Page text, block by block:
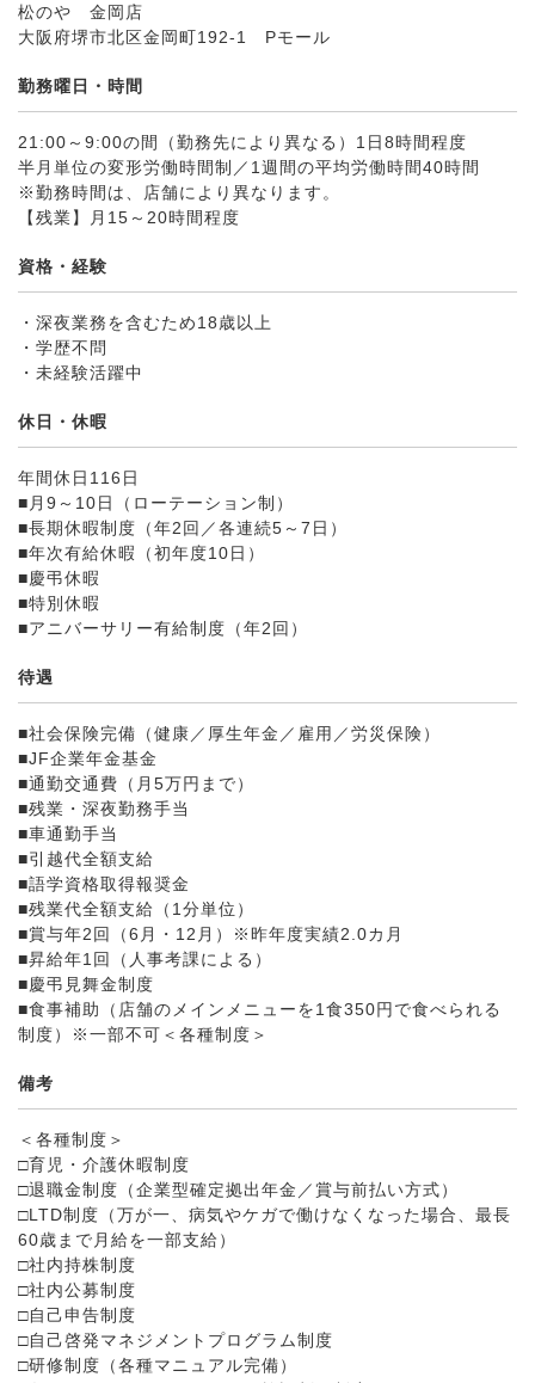
松のや 金岡店
大阪府堺市北区金岡町192-1 Pモール
勤務曜日・時間
21:00～9:00の間（勤務先により異なる）1日8時間程度
半月単位の変形労働時間制／1週間の平均労働時間40時間
※勤務時間は、店舗により異なります。
【残業】月15～20時間程度
資格・経験
・深夜業務を含むため18歳以上
・学歴不問
・未経験活躍中
休日・休暇
年間休日116日
■月9～10日（ローテーション制）
■長期休暇制度（年2回／各連続5～7日）
■年次有給休暇（初年度10日）
■慶弔休暇
■特別休暇
■アニバーサリー有給制度（年2回）
待遇
■社会保険完備（健康／厚生年金／雇用／労災保険）
■JF企業年金基金
■通勤交通費（月5万円まで）
■残業・深夜勤務手当
■車通勤手当
■引越代全額支給
■語学資格取得報奨金
■残業代全額支給（1分単位）
■賞与年2回（6月・12月）※昨年度実績2.0カ月
■昇給年1回（人事考課による）
■慶弔見舞金制度
■食事補助（店舗のメインメニューを1食350円で食べられる
制度）※一部不可＜各種制度＞
備考
＜各種制度＞
□育児・介護休暇制度
□退職金制度（企業型確定拠出年金／賞与前払い方式）
□LTD制度（万が一、病気やケガで働けなくなった場合、最長
60歳まで月給を一部支給）
□社内持株制度
□社内公募制度
□自己申告制度
□自己啓発マネジメントプログラム制度
□研修制度（各種マニュアル完備）